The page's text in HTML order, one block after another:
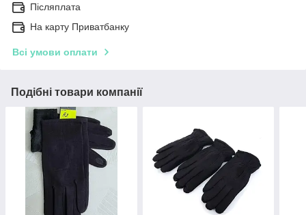
Післяплата
На карту Приватбанку
Всі умови оплати
Подібні товари компанії